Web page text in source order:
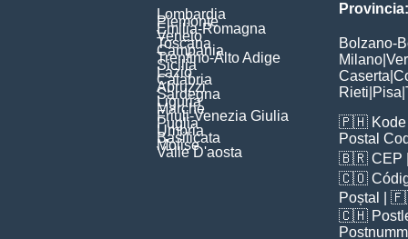
Lombardia
Piemonte
Emilia-Romagna
Veneto
Toscana
Campania
Trentino-Alto Adige
Sicilia
Lazio
Calabria
Abruzzi
Sardegna
Liguria
Marche
Friuli-Venezia Giulia
Puglia
Umbria
Basilicata
Molise
Valle D'aosta
Provincia:
Bolzano-
Milano
Caserta
Rieti Pisa
🇵🇭
Postal
🇧🇷 CEP
🇨🇴
Poștal
|
🇨🇭